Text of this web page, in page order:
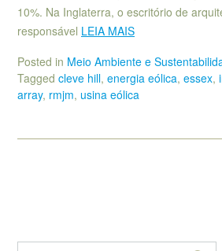
10%. Na Inglaterra, o escritório de
responsável LEIA MAIS
Posted in Meio Ambiente e
Tagged cleve hill, energia eólica, essex,
array, rmjm, usina eólica